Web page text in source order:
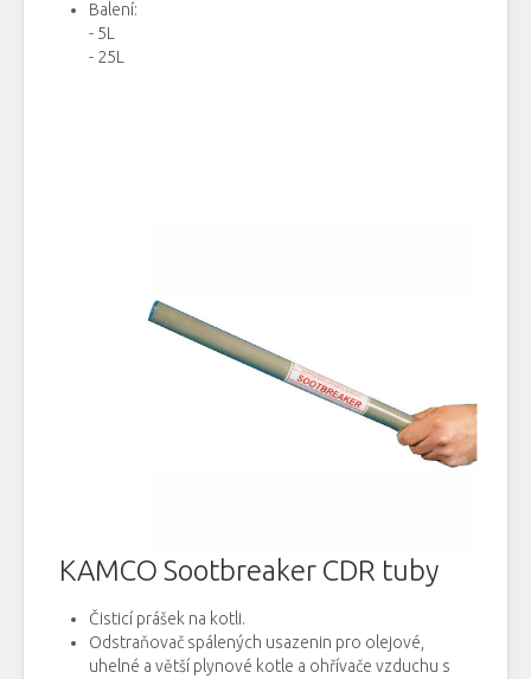
Balení:
- 5L
- 25L
KAMCO Sootbreaker CDR tuby
Čisticí prášek na kotli.
Odstraňovač spálených usazenin pro olejové
uhelné a větší plynové kotle a ohřívače vzduchu s